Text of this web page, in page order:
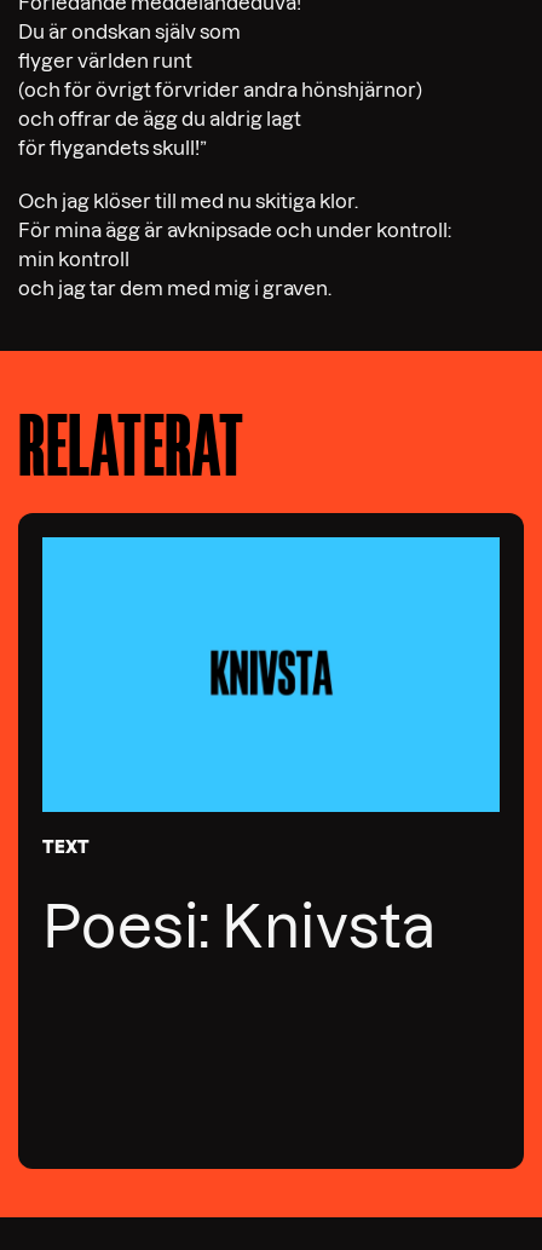
Du är ondskan själv som
flyger världen runt
(och för övrigt förvrider andra hönshjärnor)
och offrar de ägg du aldrig lagt
för flygandets skull!”
Och jag klöser till med nu skitiga klor.
För mina ägg är avknipsade och under kontroll:
min kontroll
och jag tar dem med mig i graven.
RELATERAT
TEXT
Poesi: Knivsta